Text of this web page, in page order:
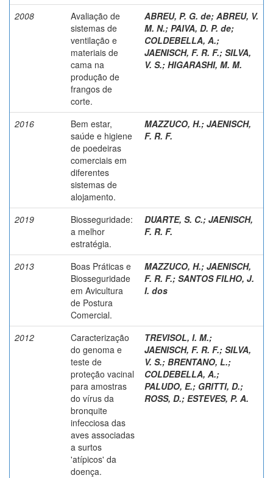
2008
Avaliação de
sistemas de
ventilação e
materiais de
cama na
produção de
frangos de
corte.
ABREU, P. G. de; ABREU, V.
M. N.; PAIVA, D. P. de;
COLDEBELLA, A.;
JAENISCH, F. R. F.; SILVA,
V. S.; HIGARASHI, M. M.
2016
Bem estar,
saúde e higiene
de poedeiras
comerciais em
diferentes
sistemas de
alojamento.
MAZZUCO, H.; JAENISCH,
F. R. F.
2019
Biosseguridade:
a melhor
estratégia.
DUARTE, S. C.; JAENISCH,
F. R. F.
2013
Boas Práticas e
Biosseguridade
em Avicultura
de Postura
Comercial.
MAZZUCO, H.; JAENISCH,
F. R. F.; SANTOS FILHO, J.
I. dos
2012
Caracterização
do genoma e
teste de
proteção vacinal
para amostras
do vírus da
bronquite
infecciosa das
aves associadas
a surtos
'atípicos' da
doença.
TREVISOL, I. M.;
JAENISCH, F. R. F.; SILVA,
V. S.; BRENTANO, L.;
COLDEBELLA, A.;
PALUDO, E.; GRITTI, D.;
ROSS, D.; ESTEVES, P. A.